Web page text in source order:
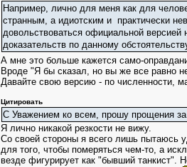
Например, лично для меня как для
странным, а идиотским и практически
довольствоваться официальной версией
доказательств по данному
А мне это больше кажется само-
Вроде "Я бы сказал, но вы же все равно
Давайте свою версию - по численности,
Цитировать
С Уважением ко всем, прошу прощения за
Я лично никакой резкости не вижу.
Со своей стороны я всего лишь пытаюсь
для того, чтобы померяться чем-то, а
везде фигурирует как "бывший танкист".